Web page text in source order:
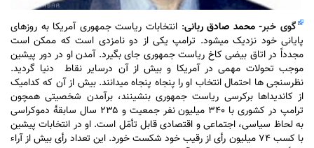
گوی خبر- محمد صادق ربانی: انتخابات ریاست جمهوری آمریکا به روزهای
پایانی خود نزدیک می‎شود. ترامپ یکی از دو نامزدی است که ممکن است
مجدداً در اتاق بیضی کاخ ریاست جمهوری جای بگیرد. آمدن او در دور پیشین
موجب تحولات مهمی در آمریکا و بیش از آن درسایر نقاط دنیا گردید.
نظرسنجی ‎ها احتمال انتخاب او را پنجاه پنجاه می‎دانند. بیش از آن که کدام‎یک
از کاندیداها برکرسی ریاست جمهوری بنشینند، برآمدن شخصیتی همچون
ترامپ در کشوری با ۳۴۰ میلیون نفر جمعیت و ۲۳۵ سال سابقۀ دموکراسی
به لحاظ سیاسی، اجتماعی و اقتصادی قابل تأمّل است. او در انتخابات پیشین
با کسب ۷۴ میلیون رأی از رقیب خود شکست خورد. این تعداد رأی بیش از آراء